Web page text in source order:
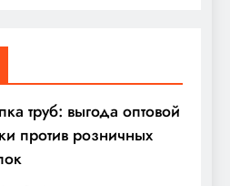
труб: выгода оптовой
против розничных